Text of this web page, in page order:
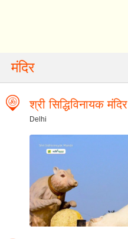
मंदिर
श्री सिद्धिविनायक मंदिर
Delhi